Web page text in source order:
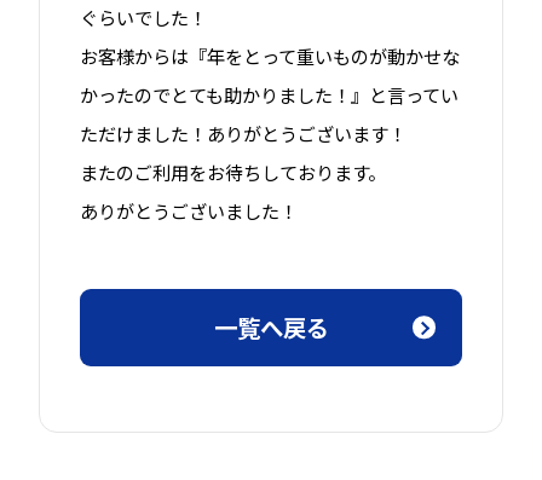
ぐらいでした！
お客様からは『年をとって重いものが動かせな
かったのでとても助かりました！』と言ってい
ただけました！ありがとうございます！
またのご利用をお待ちしております。
ありがとうございました！
一覧へ戻る